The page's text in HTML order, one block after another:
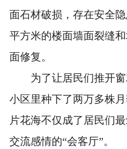
面石材破损，存在安全
平方米的楼面墙面裂缝
面修复。
为了让居民们推开窗
小区里种下了两万多株
片花海不仅成了居民们
交流感情的“会客厅”。